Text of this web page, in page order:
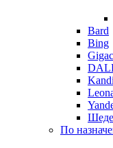
Bard
Bing
По